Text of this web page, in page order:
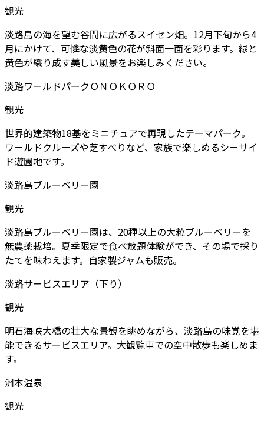
観光
淡路島の海を望む谷間に広がるスイセン畑。12月下旬から4
月にかけて、可憐な淡黄色の花が斜面一面を彩ります。緑と
黄色が織り成す美しい風景をお楽しみください。
淡路ワールドパークＯＮＯＫＯＲＯ
観光
世界的建築物18基をミニチュアで再現したテーマパーク。
ワールドクルーズや芝すべりなど、家族で楽しめるシーサイ
ド遊園地です。
淡路島ブルーベリー園
観光
淡路島ブルーベリー園は、20種以上の大粒ブルーベリーを
無農薬栽培。夏季限定で食べ放題体験ができ、その場で採り
たてを味わえます。自家製ジャムも販売。
淡路サービスエリア（下り）
観光
明石海峡大橋の壮大な景観を眺めながら、淡路島の味覚を堪
能できるサービスエリア。大観覧車での空中散歩も楽しめま
す。
洲本温泉
観光